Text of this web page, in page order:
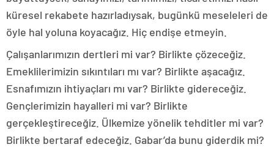
küresel rekabete hazırladıysak, bugünkü meseleleri de
öyle hal yoluna koyacağız. Hiç endişe etmeyin.
Çalışanlarımızın dertleri mi var? Birlikte çözeceğiz.
Emeklilerimizin sıkıntıları mı var? Birlikte aşacağız.
Esnafımızın ihtiyaçları mı var? Birlikte gidereceğiz.
Gençlerimizin hayalleri mi var? Birlikte
gerçekleştireceğiz. Ülkemize yönelik tehditler mi var?
Birlikte bertaraf edeceğiz. Gabar’da bunu giderdik mi?